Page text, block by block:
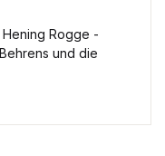
Rogge -
und die